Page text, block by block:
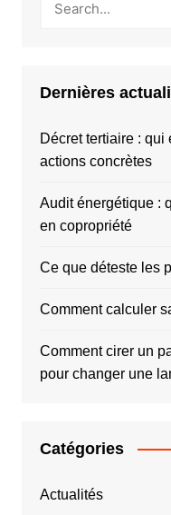
Dernières
Décret tertiaire :
actions concrètes
Audit énergétique :
en copropriété
Ce que déteste les
Comment calculer
Comment cirer un
pour changer une
Catégories
Actualités